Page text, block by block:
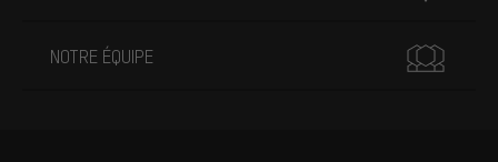
NOTRE ÉQUIPE